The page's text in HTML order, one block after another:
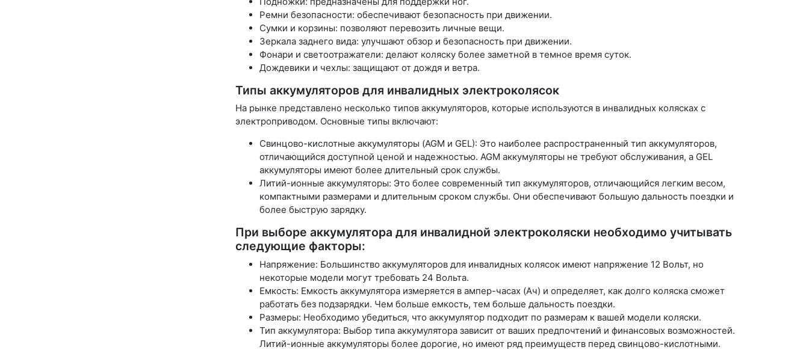
Ремни безопасности: обеспечивают безопасность при движении.
Сумки и корзины: позволяют перевозить личные вещи.
Зеркала заднего вида: улучшают обзор и безопасность при движении.
Фонари и светоотражатели: делают коляску более заметной в темное время суток.
Дождевики и чехлы: защищают от дождя и ветра.
Типы аккумуляторов для инвалидных электроколясок
На рынке представлено несколько типов аккумуляторов, которые используются в инвалидных колясках с
электроприводом. Основные типы включают:
Свинцово-кислотные аккумуляторы (AGM и GEL): Это наиболее распространенный тип аккумуляторов,
отличающийся доступной ценой и надежностью. AGM аккумуляторы не требуют обслуживания, а GEL
аккумуляторы имеют более длительный срок службы.
Литий-ионные аккумуляторы: Это более современный тип аккумуляторов, отличающийся легким весом,
компактными размерами и длительным сроком службы. Они обеспечивают большую дальность поездки и
более быструю зарядку.
При выборе аккумулятора для инвалидной электроколяски необходимо учитывать
следующие факторы:
Напряжение: Большинство аккумуляторов для инвалидных колясок имеют напряжение 12 Вольт, но
некоторые модели могут требовать 24 Вольта.
Емкость: Емкость аккумулятора измеряется в ампер-часах (Ач) и определяет, как долго коляска сможет
работать без подзарядки. Чем больше емкость, тем больше дальность поездки.
Размеры: Необходимо убедиться, что аккумулятор подходит по размерам к вашей модели коляски.
Тип аккумулятора: Выбор типа аккумулятора зависит от ваших предпочтений и финансовых возможностей.
Литий-ионные аккумуляторы более дорогие, но имеют ряд преимуществ перед свинцово-кислотными.